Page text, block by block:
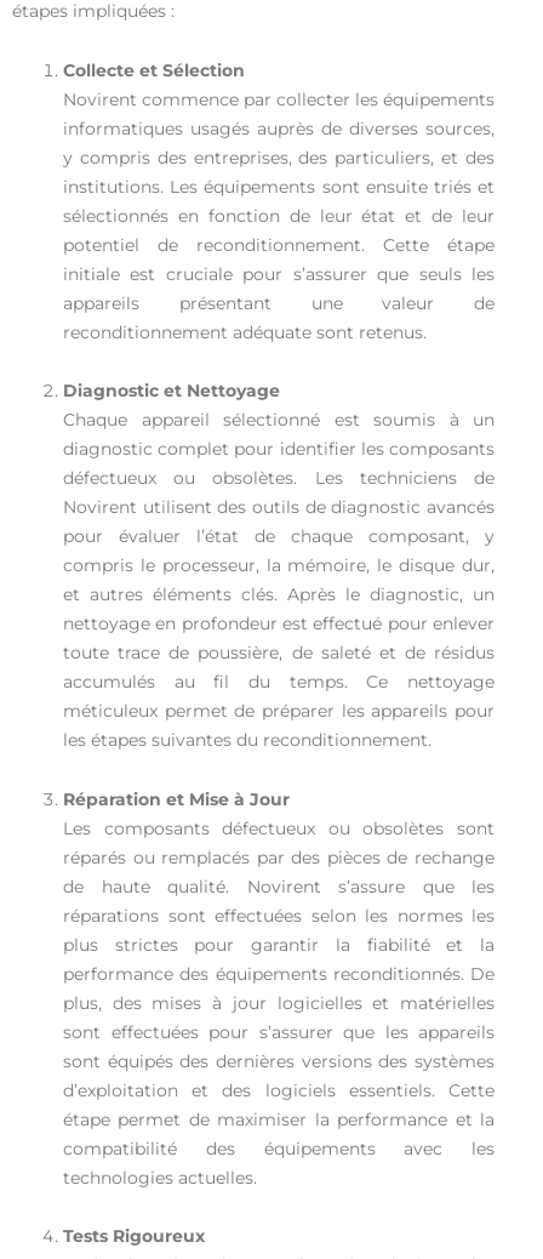
étapes impliquées :
Collecte et Sélection
Novirent commence par collecter les équipements
informatiques usagés auprès de diverses sources,
y compris des entreprises, des particuliers, et des
institutions. Les équipements sont ensuite triés et
sélectionnés en fonction de leur état et de leur
potentiel de reconditionnement. Cette étape
initiale est cruciale pour s’assurer que seuls les
appareils présentant une valeur de
reconditionnement adéquate sont retenus.
Diagnostic et Nettoyage
Chaque appareil sélectionné est soumis à un
diagnostic complet pour identifier les composants
défectueux ou obsolètes. Les techniciens de
Novirent utilisent des outils de diagnostic avancés
pour évaluer l’état de chaque composant, y
compris le processeur, la mémoire, le disque dur,
et autres éléments clés. Après le diagnostic, un
nettoyage en profondeur est effectué pour enlever
toute trace de poussière, de saleté et de résidus
accumulés au fil du temps. Ce nettoyage
méticuleux permet de préparer les appareils pour
les étapes suivantes du reconditionnement.
Réparation et Mise à Jour
Les composants défectueux ou obsolètes sont
réparés ou remplacés par des pièces de rechange
de haute qualité. Novirent s’assure que les
réparations sont effectuées selon les normes les
plus strictes pour garantir la fiabilité et la
performance des équipements reconditionnés. De
plus, des mises à jour logicielles et matérielles
sont effectuées pour s’assurer que les appareils
sont équipés des dernières versions des systèmes
d’exploitation et des logiciels essentiels. Cette
étape permet de maximiser la performance et la
compatibilité des équipements avec les
technologies actuelles.
Tests Rigoureux